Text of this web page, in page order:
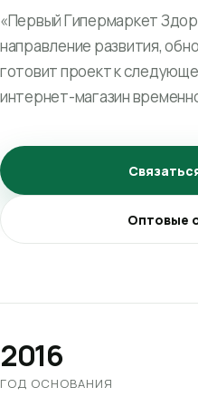
«Первый Гипермаркет
направление развития,
готовит проект к
интернет-магазин
Оптовые
2016
ГОД ОСНОВАНИЯ